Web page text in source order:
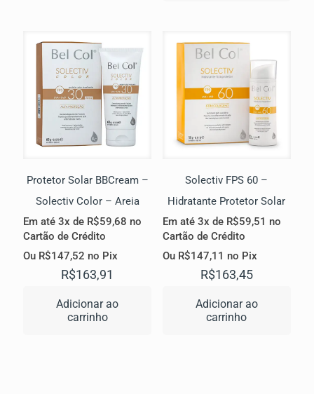
Protetor Solar BBCream –
Solectiv Color – Areia
Em até 3x de R$59,68 no
Cartão de Crédito
Ou R$147,52 no Pix
R$163,91
Adicionar ao
carrinho
Solectiv FPS 60 –
Hidratante Protetor Solar
Em até 3x de R$59,51 no
Cartão de Crédito
Ou R$147,11 no Pix
R$163,45
Adicionar ao
carrinho